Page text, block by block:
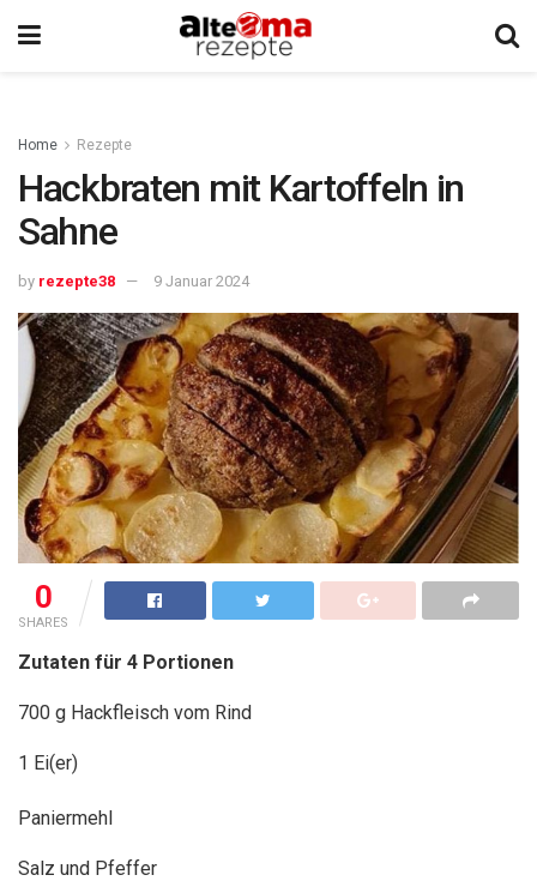
Home Rezepte
Hackbraten mit Kartoffeln in
Sahne
by rezepte38 9 Januar 2024
0
SHARES
Zutaten für 4 Portionen
700 g Hackfleisch vom Rind
1 Ei(er)
Paniermehl
Salz und Pfeffer